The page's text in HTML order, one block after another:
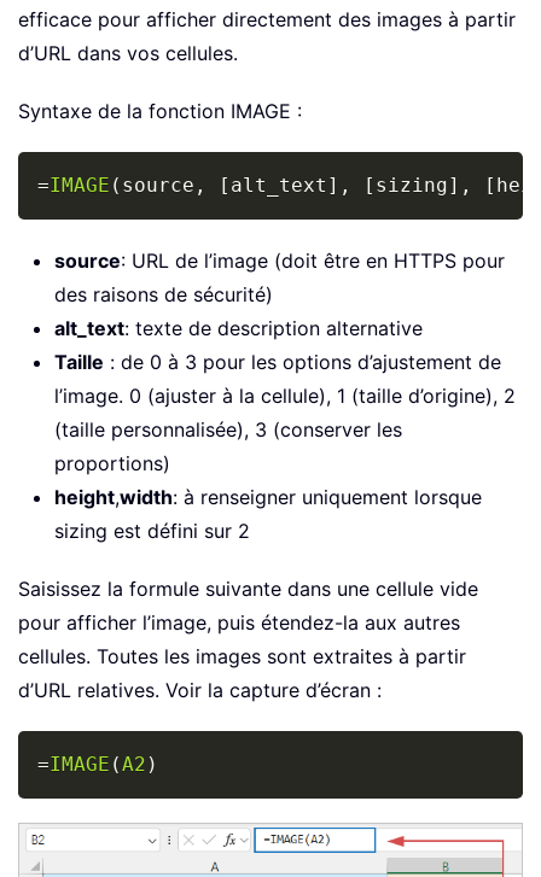
efficace pour afficher directement des images à partir
d’URL dans vos cellules.
Syntaxe de la fonction IMAGE :
=IMAGE ( source , [ alt_text ] , [ sizing] , [
Copy
source: URL de l’image (doit être en HTTPS pour
des raisons de sécurité)
alt_text: texte de description alternative
Taille : de 0 à 3 pour les options d’ajustement de
l’image. 0 (ajuster à la cellule), 1 (taille d’origine), 2
(taille personnalisée), 3 (conserver les
proportions)
height,width: à renseigner uniquement lorsque
sizing est défini sur 2
Saisissez la formule suivante dans une cellule vide
pour afficher l’image, puis étendez-la aux autres
cellules. Toutes les images sont extraites à partir
d’URL relatives. Voir la capture d’écran :
=IMAGE (A2 )